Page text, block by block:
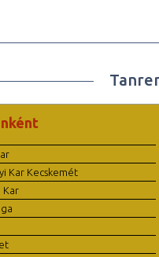
Kar Kecskemét
Kar